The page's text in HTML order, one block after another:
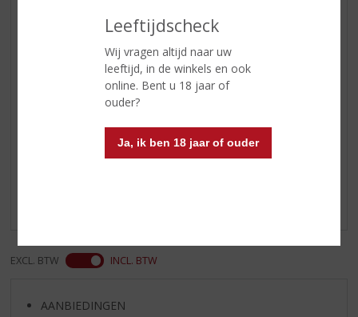
Leeftijdscheck
Wij vragen altijd naar uw
leeftijd, in de winkels en ook
online. Bent u 18 jaar of
ouder?
Ja, ik ben 18 jaar of ouder
Pohh echt heel erg lekker deze!
(5,0
EXCL. BTW INCL. BTW
AANBIEDINGEN